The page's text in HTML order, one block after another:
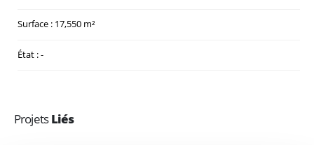
Surface : 17,550 m²
État : -
Projets Liés